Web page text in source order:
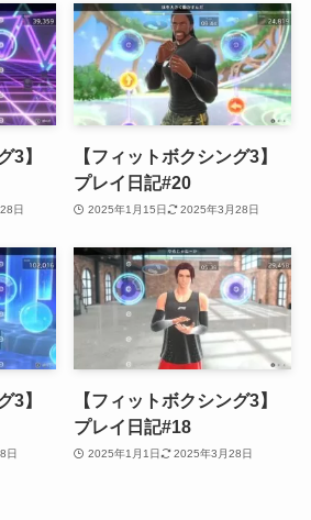
3】
日
【フィットボクシング3】
プレイ日記#20
2025年1月15日 2025年3月28日
3】
日
【フィットボクシング3】
プレイ日記#18
2025年1月1日 2025年3月28日